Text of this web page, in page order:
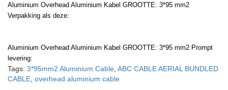
Aluminium Overhead Aluminium Kabel GROOTTE: 3*95 mm2
Verpakking als deze:
Aluminium Overhead Aluminium Kabel GROOTTE: 3*95 mm2 Prompt
levering:
Tags: 3*95mm2 Aluminium Cable ABC CABLE AERIAL BUNDLED
CABLE overhead aluminium cable